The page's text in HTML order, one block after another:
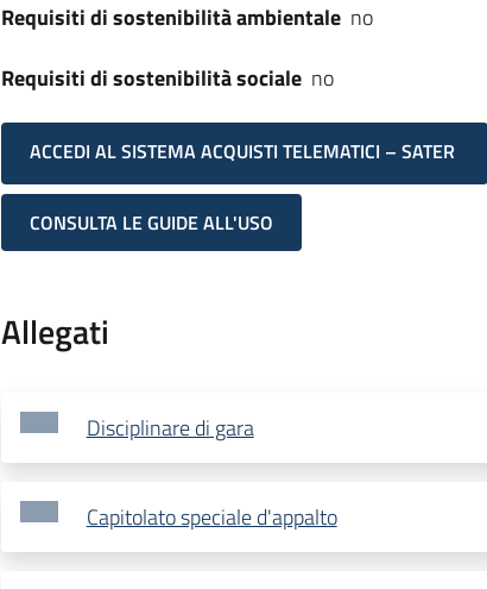
Requisiti di sostenibilità ambientale no
Requisiti di sostenibilità sociale no
ACCEDI AL SISTEMA ACQUISTI TELEMATICI – SATER
CONSULTA LE GUIDE ALL'USO
Allegati
Disciplinare di gara
Capitolato speciale d'appalto